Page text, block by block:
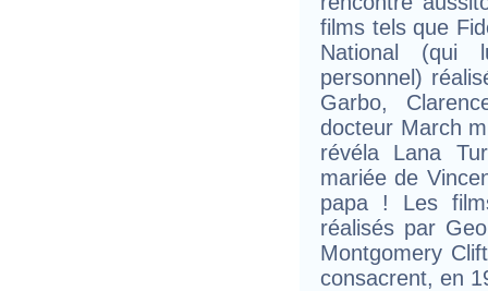
films tels que
National (qui
personnel)
Garbo,
docteur March
révéla Lana
mariée de
papa ! Les
réalisés par
Montgomery
consacrent, en